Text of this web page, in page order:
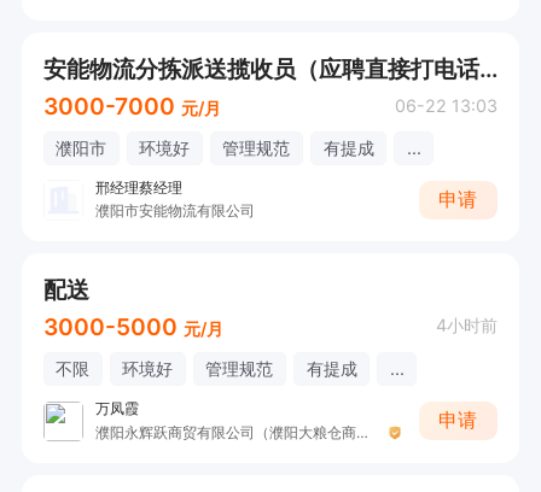
安能物流分拣派送揽收员（应聘直接打电话）
3000-7000 元/月 06-22 13:03
濮阳市 环境好 管理规范 有提成 ...
邢经理蔡经理
濮阳市安能物流有限公司
申请
配送
3000-5000 元/月 4小时前
不限 环境好 管理规范 有提成 ...
万凤霞
濮阳永辉跃商贸有限公司（濮阳大粮仓商贸有限公司）
申请